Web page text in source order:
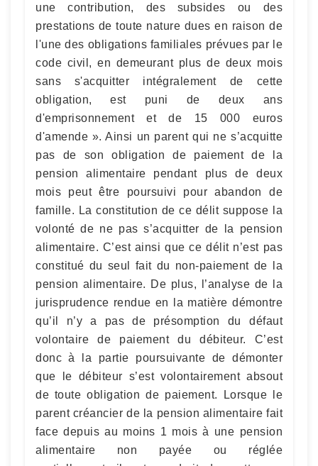
une contribution, des subsides ou des
prestations de toute nature dues en raison de
l'une des obligations familiales prévues par le
code civil, en demeurant plus de deux mois
sans s'acquitter intégralement de cette
obligation, est puni de deux ans
d'emprisonnement et de 15 000 euros
d'amende ». Ainsi un parent qui ne s’acquitte
pas de son obligation de paiement de la
pension alimentaire pendant plus de deux
mois peut être poursuivi pour abandon de
famille. La constitution de ce délit suppose la
volonté de ne pas s’acquitter de la pension
alimentaire. C’est ainsi que ce délit n’est pas
constitué du seul fait du non-paiement de la
pension alimentaire. De plus, l’analyse de la
jurisprudence rendue en la matière démontre
qu’il n’y a pas de présomption du défaut
volontaire de paiement du débiteur. C’est
donc à la partie poursuivante de démonter
que le débiteur s’est volontairement absout
de toute obligation de paiement. Lorsque le
parent créancier de la pension alimentaire fait
face depuis au moins 1 mois à une pension
alimentaire non payée ou réglée